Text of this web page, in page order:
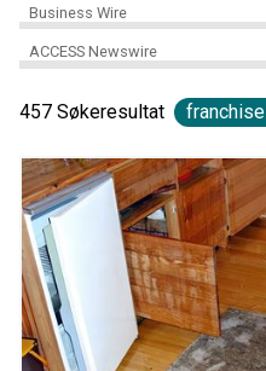
Business Wire
ACCESS Newswire
457 Søkeresultat franchise